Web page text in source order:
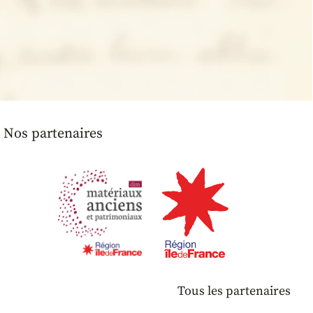
Nos partenaires
Tous les partenaires